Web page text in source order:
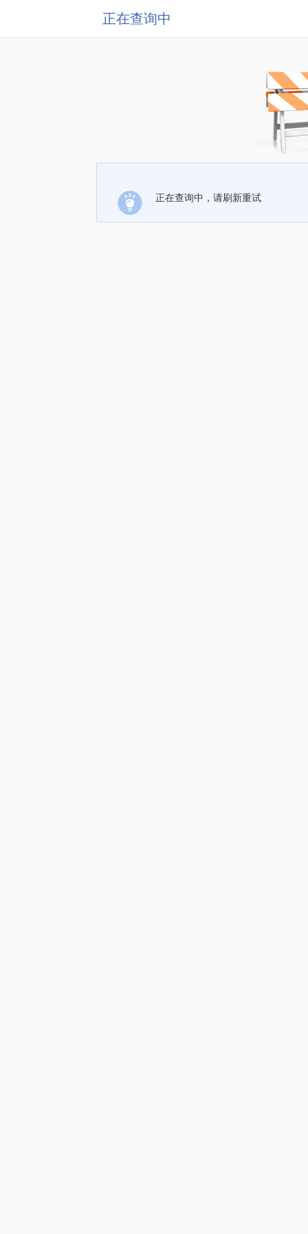
正在查询中
正在查询中，请刷新重试